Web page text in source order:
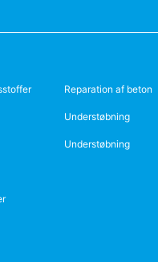
Reparation af beton
Understøbning
Understøbning